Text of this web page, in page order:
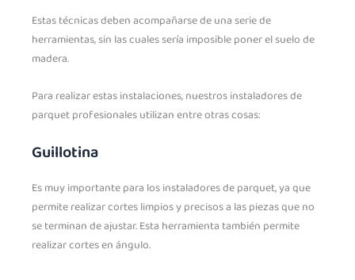
Estas técnicas deben acompañarse de una serie de
herramientas, sin las cuales sería imposible poner el suelo de
madera.
Para realizar estas instalaciones, nuestros instaladores de
parquet profesionales utilizan entre otras cosas:
Guillotina
Es muy importante para los instaladores de parquet, ya que
permite realizar cortes limpios y precisos a las piezas que no
se terminan de ajustar. Esta herramienta también permite
realizar cortes en ángulo.